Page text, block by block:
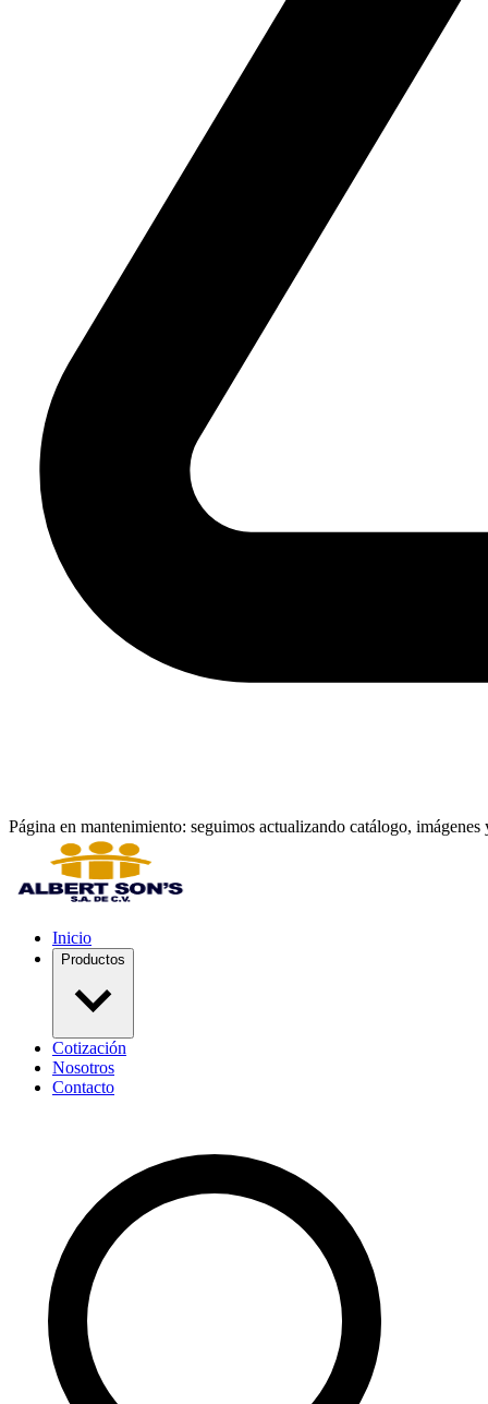
Página en mantenimiento: seguimos actualizando catálogo,
Inicio
Productos
Cotización
Nosotros
Contacto